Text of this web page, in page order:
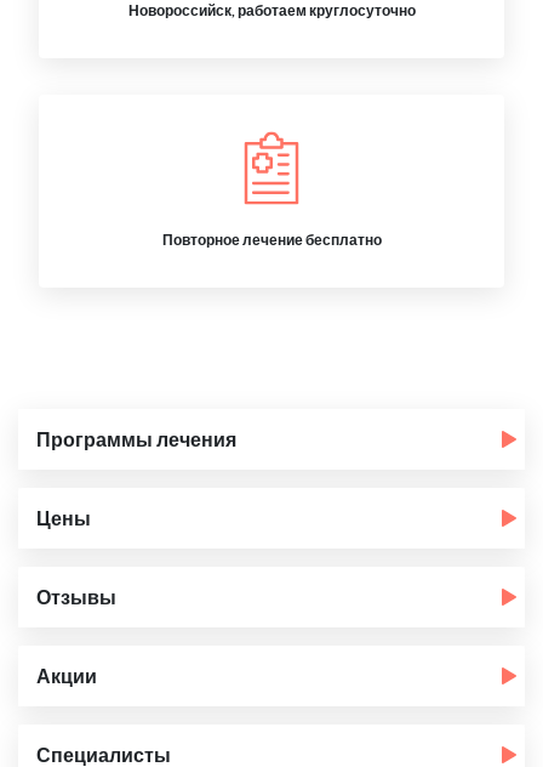
Новороссийск, работаем круглосуточно
Повторное лечение бесплатно
Программы лечения
Цены
Отзывы
Акции
Специалисты